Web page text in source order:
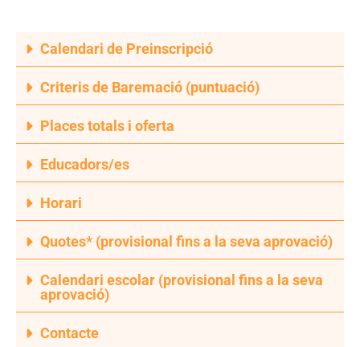
Calendari de Preinscripció
Criteris de Baremació (puntuació)
Places totals i oferta
Educadors/es
Horari
Quotes* (provisional fins a la seva aprovació)
Calendari escolar (provisional fins a la seva
aprovació)
Contacte